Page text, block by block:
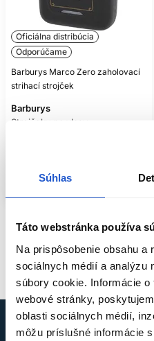
Súhlas
Táto webstránka používa
Na prispôsobenie obsahu
sociálnych médií a analýzu
súbory cookie. Informácie
webové stránky,
oblasti sociálnych médií,
môžu príslušné informácie
Oficiálna distribúcia
Odporúčame
Barburys Marco Zero zaholovací
strihací strojček
Barburys
Strojčeky na vlasy
Pozreli ste1